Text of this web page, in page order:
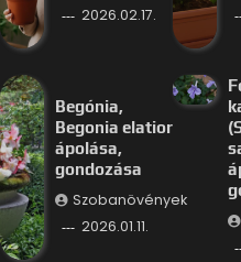
2026.02.17.
Begónia,
Begonia elatior
ápolása,
gondozása
Szobanövények
2026.01.11.